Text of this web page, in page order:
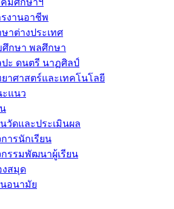
มศึกษาฯ
งานอาชีพ
าต่างประเทศ
กษา พลศึกษา
ะ ดนตรี นาฏศิลป์
าศาสตร์และเทคโนโลยี
แนว
วัดและประเมินผล
ารนักเรียน
รรมพัฒนาผู้เรียน
สมุด
อนามัย